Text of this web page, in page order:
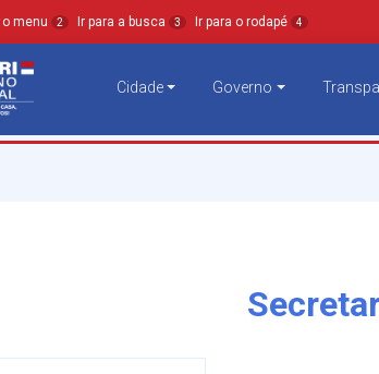
o menu 2 Ir para a busca 3 Ir para o rodapé 4
Cidade Governo